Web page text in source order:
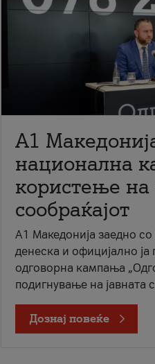
A1
национална
користење на
сообраќајот
A1 Македонија заедно
денеска и официјално
одговорна кампања
подигнување на јавната
Дознај повеќе